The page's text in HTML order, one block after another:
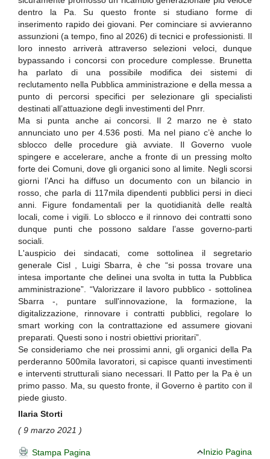
dentro la Pa. Su questo fronte si studiano forme di
inserimento rapido dei giovani. Per cominciare si avvieranno
assunzioni (a tempo, fino al 2026) di tecnici e professionisti. Il
loro innesto arriverà attraverso selezioni veloci, dunque
bypassando i concorsi con procedure complesse. Brunetta
ha parlato di una possibile modifica dei sistemi di
reclutamento nella Pubblica amministrazione e della messa a
punto di percorsi specifici per selezionare gli specialisti
destinati all’attuazione degli investimenti del Pnrr.
Ma si punta anche ai concorsi. Il 2 marzo ne è stato
annunciato uno per 4.536 posti. Ma nel piano c’è anche lo
sblocco delle procedure già avviate. Il Governo vuole
spingere e accelerare, anche a fronte di un pressing molto
forte dei Comuni, dove gli organici sono al limite. Negli scorsi
giorni l’Anci ha diffuso un documento con un bilancio in
rosso, che parla di 117mila dipendenti pubblici persi in dieci
anni. Figure fondamentali per la quotidianità delle realtà
locali, come i vigili. Lo sblocco e il rinnovo dei contratti sono
dunque punti che possono saldare l’asse governo-parti
sociali.
L'auspicio dei sindacati, come sottolinea il segretario
generale Cisl , Luigi Sbarra, è che “si possa trovare una
intesa importante che delinei una svolta in tutta la Pubblica
amministrazione”. “Valorizzare il lavoro pubblico - sottolinea
Sbarra -, puntare sull'innovazione, la formazione, la
digitalizzazione, rinnovare i contratti pubblici, regolare lo
smart working con la contrattazione ed assumere giovani
preparati. Questi sono i nostri obiettivi prioritari”.
Se consideriamo che nei prossimi anni, gli organici della Pa
perderanno 500mila lavoratori, si capisce quanti investimenti
e interventi strutturali siano necessari. Il Patto per la Pa è un
primo passo. Ma, su questo fronte, il Governo è partito con il
piede giusto.
Ilaria Storti
( 9 marzo 2021 )
Stampa Pagina Inizio Pagina